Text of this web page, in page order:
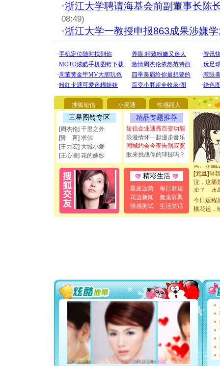
·浙江大学聘请海基会前副董事长陈
08:49)
·浙江大学一教授申报863成果涉嫌
搜狐短信 小灵通 性感丽人
三星图铃专区
[周杰伦] 千里之外
[誓 言] 求佛
[王力宏] 大城小爱
[王心凌] 花的嫁纱
精品专题推荐
短信企业通秀百变功能
浪漫情怀一起漫步音乐
同城约会今夜告别寂寞
敢来挑战你的球技吗？
精彩生活
星座运势
每日财运
花边新闻
魔鬼辞典
情感测试
生活笑话
[圣诞节]
你太多
要平安
[圣诞节]
能正大
都要快乐
[圣诞节]
如意,快
[元旦]看
断电。爱
你是我
[元旦]如
起；二是
离。水晶
[元旦]当
泣，这痛
卖了。水
颜！冬
道一声平
能正大光
都要快乐
[圣诞节]
如意,快
[元旦]
看
断电。
你是我
[元旦]
如
起；二
离。水
[元旦]
今日运程
桃花运，